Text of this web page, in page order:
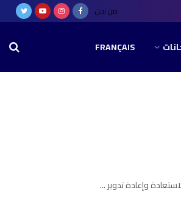
من نحن
FRANÇAIS
وإعادة تدوير ...